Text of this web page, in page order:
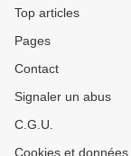
Top articles
Pages
Contact
Signaler un abus
C.G.U.
Cookies et